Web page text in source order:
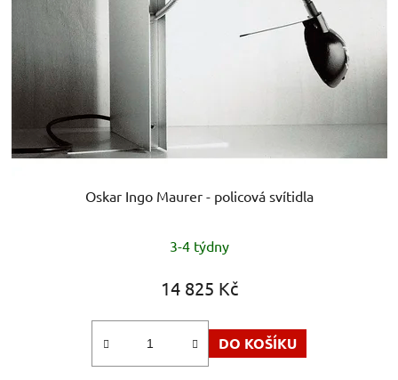
Oskar Ingo Maurer - policová svítidla
hodnocení
produktu
5,0
3-4 týdny
14 825 Kč
DO KOŠÍKU